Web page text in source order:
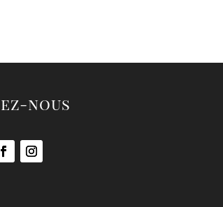
nous